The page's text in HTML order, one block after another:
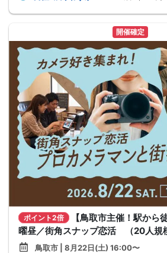
開催確定
ポイント2倍
【鳥取市主催！駅から
曜昼／街角スナップ恋活 （20人規
鳥取市 | 8月22日(土) 16:00〜